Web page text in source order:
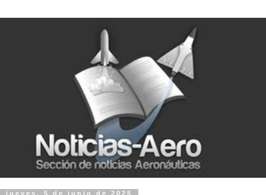
jueves, 5 de junio de 2025